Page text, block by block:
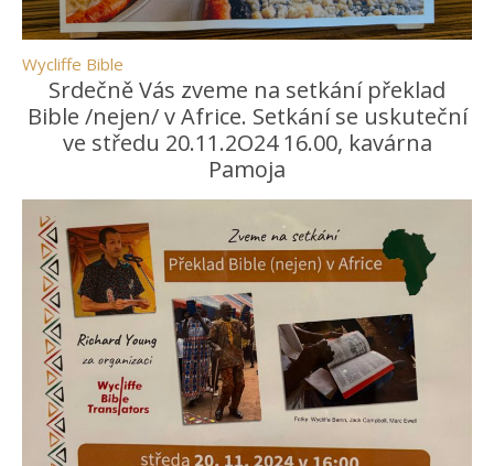
Wycliffe Bible
Srdečně Vás zveme na setkání překlad
Bible /nejen/ v Africe. Setkání se uskuteční
ve středu 20.11.2O24 16.00, kavárna
Pamoja